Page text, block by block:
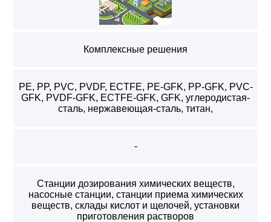
Комплексные решения
PE, PP, PVC, PVDF, ECTFE, PE-GFK, PP-GFK, PVC-
GFK, PVDF-GFK, ECTFE-GFK, GFK, углеродистая-
сталь, нержавеющая-сталь, титан,
-
Станции дозирования химических веществ,
насосные станции, станции приема химических
веществ, склады кислот и щелочей, установки
приготовления растворов